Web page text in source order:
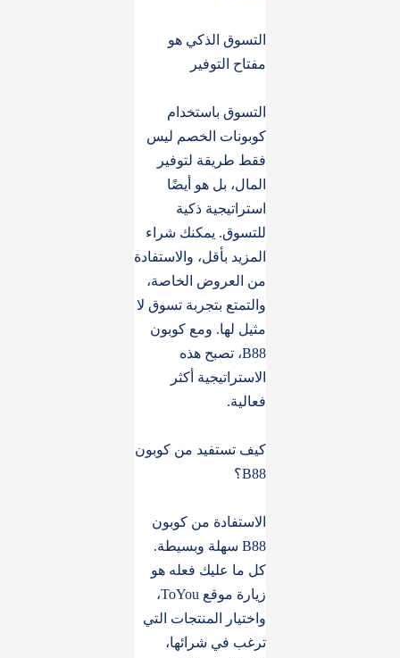
التسوق الذكي هو
مفتاح التوفير
التسوق باستخدام
كوبونات الخصم ليس
فقط طريقة لتوفير
المال، بل هو أيضًا
استراتيجية ذكية
للتسوق. يمكنك شراء
المزيد بأقل، والاستفادة
من العروض الخاصة،
والتمتع بتجربة تسوق لا
مثيل لها. ومع كوبون
B88، تصبح هذه
الاستراتيجية أكثر
فعالية.
كيف تستفيد من كوبون
B88؟
الاستفادة من كوبون
B88 سهلة وبسيطة.
كل ما عليك فعله هو
زيارة موقع ToYou،
واختيار المنتجات التي
ترغب في شرائها،